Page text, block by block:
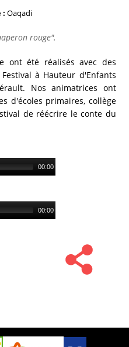
:Oaqadi
rouge".
ont été réalisés avec des
à Hauteur d'Enfants
Nos animatrices ont
d'écoles primaires, collège
de réécrire le conte du
00:00
00:00